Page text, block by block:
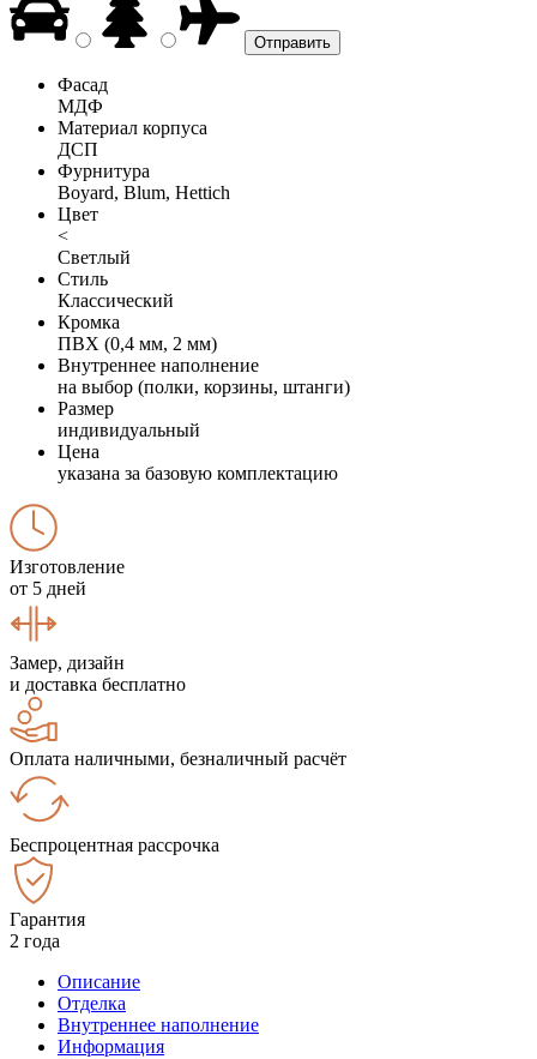
Фасад
МДФ
Материал корпуса
ДСП
Фурнитура
Boyard, Blum, Hettich
Цвет
<
Светлый
Стиль
Классический
Кромка
ПВХ (0,4 мм, 2 мм)
Внутреннее наполнение
на выбор (полки, корзины, штанги)
Размер
индивидуальный
Цена
указана за базовую комплектацию
Изготовление
от 5 дней
Замер, дизайн
и доставка бесплатно
Оплата наличными, безналичный расчёт
Беспроцентная рассрочка
Гарантия
2 года
Описание
Отделка
Внутреннее наполнение
Информация